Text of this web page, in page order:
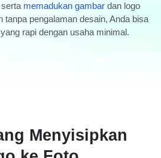
memadukan gambar dan logo
tanpa pengalaman desain, Anda bisa
rapi dengan usaha minimal.
Menyisipkan